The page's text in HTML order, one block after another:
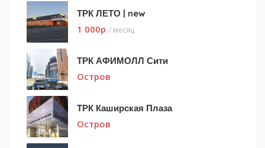
ТРК ЛЕТО | new
1 000p / месяц
ТРК АФИМОЛЛ Сити
Остров
ТРК Каширская Плаза
Остров